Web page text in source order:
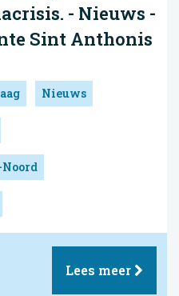
- Nieuws -
Sint Anthonis
Nieuws
Lees meer